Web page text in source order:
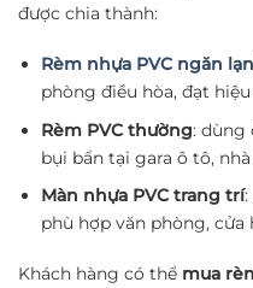
được chia thành:
Rèm nhựa PVC ngăn
phòng điều hòa, đạt
Rèm PVC thường: dùng
bụi bẩn tại gara ô tô,
Màn nhựa PVC trang trí:
phù hợp văn phòng, cửa
Khách hàng có thể mua